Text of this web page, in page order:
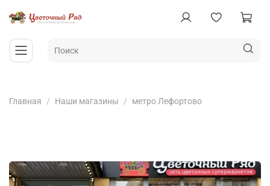
Главная Наши магазины метро Лефортово